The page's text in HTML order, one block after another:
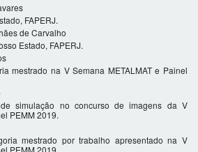
FAPERJ.
de Carvalho
Estado, FAPERJ.
mestrado na V Semana METALMAT e Painel
simulação no concurso de imagens da V
PEMM 2019.
mestrado por trabalho apresentado na V
PEMM 2019